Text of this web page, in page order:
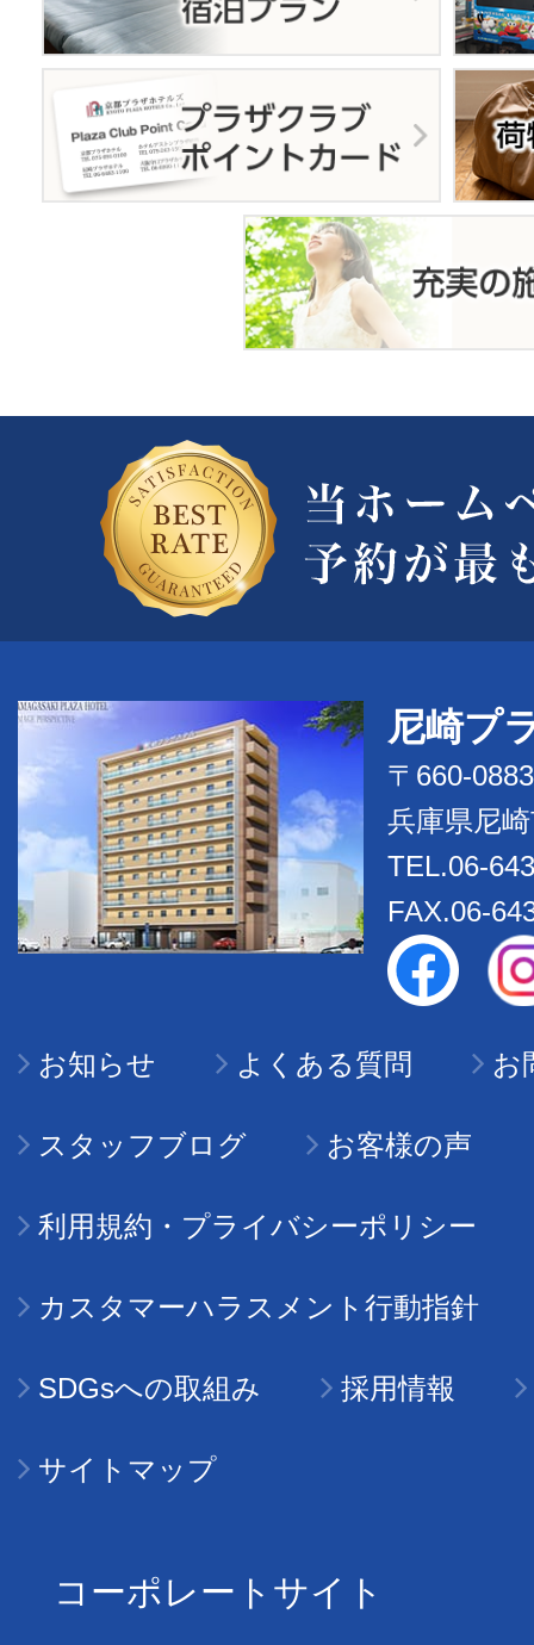
尼崎プ
〒660-0883
兵庫県尼
TEL.06-
FAX.06-
お知らせ よくある質問 お
スタッフブログ お客様の声
利用規約・プライバシーポリシー
カスタマーハラスメント行動指針
SDGsへの取組み 採用情報
サイトマップ
コーポレートサイト